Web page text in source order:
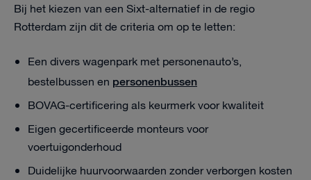
Bij het kiezen van een Sixt-alternatief in de regio
Rotterdam zijn dit de criteria om op te letten:
Een divers wagenpark met personenauto’s,
bestelbussen en personenbussen
BOVAG-certificering als keurmerk voor kwaliteit
Eigen gecertificeerde monteurs voor
voertuigonderhoud
Duidelijke huurvoorwaarden zonder verborgen kosten